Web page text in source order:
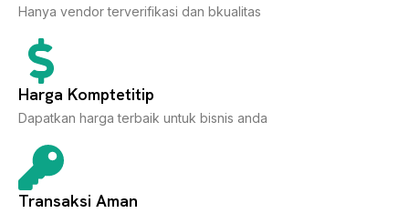
Hanya vendor terverifikasi dan bkualitas
Harga Komptetitip
Dapatkan harga terbaik untuk bisnis anda
Transaksi Aman